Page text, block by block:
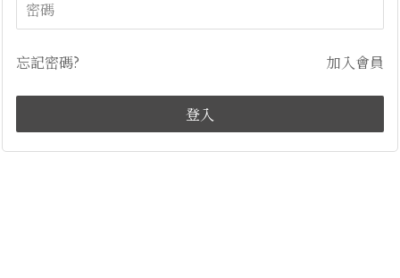
忘記密碼? 加入會員